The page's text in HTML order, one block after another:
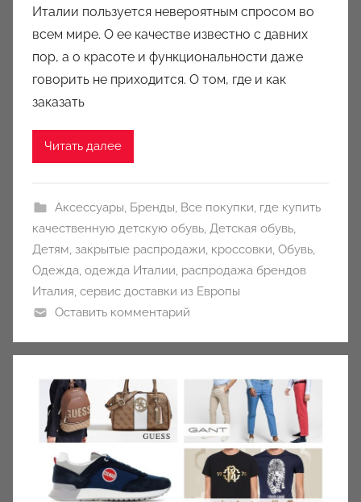
м
a
u
k
Италии пользуется невероятным спросом во
всем мире. О ее качестве известно с давних
пор, а о красоте и функциональности даже
говорить не приходится. О том, где и как
заказать
Читать далее
Аксессуары Бренды Все покупки где купить
качественную детскую обувь Детская обувь
Детям закрытые распродажи кроссовки Обувь
Одежда одежда Италии распродажа брендов
Италия сервис доставки из Европы
Оставить комментарий